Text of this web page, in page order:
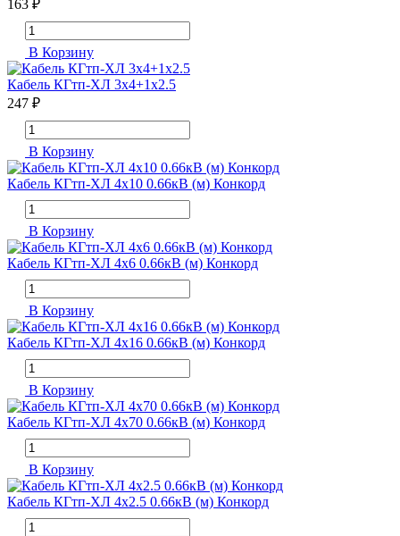
163 ₽
В Корзину
Кабель КГтп-ХЛ 3х4+1х2.5
247 ₽
В Корзину
Кабель КГтп-ХЛ 4х10 0.66кВ (м) Конкорд
В Корзину
Кабель КГтп-ХЛ 4х6 0.66кВ (м) Конкорд
В Корзину
Кабель КГтп-ХЛ 4х16 0.66кВ (м) Конкорд
В Корзину
Кабель КГтп-ХЛ 4х70 0.66кВ (м) Конкорд
В Корзину
Кабель КГтп-ХЛ 4х2.5 0.66кВ (м) Конкорд